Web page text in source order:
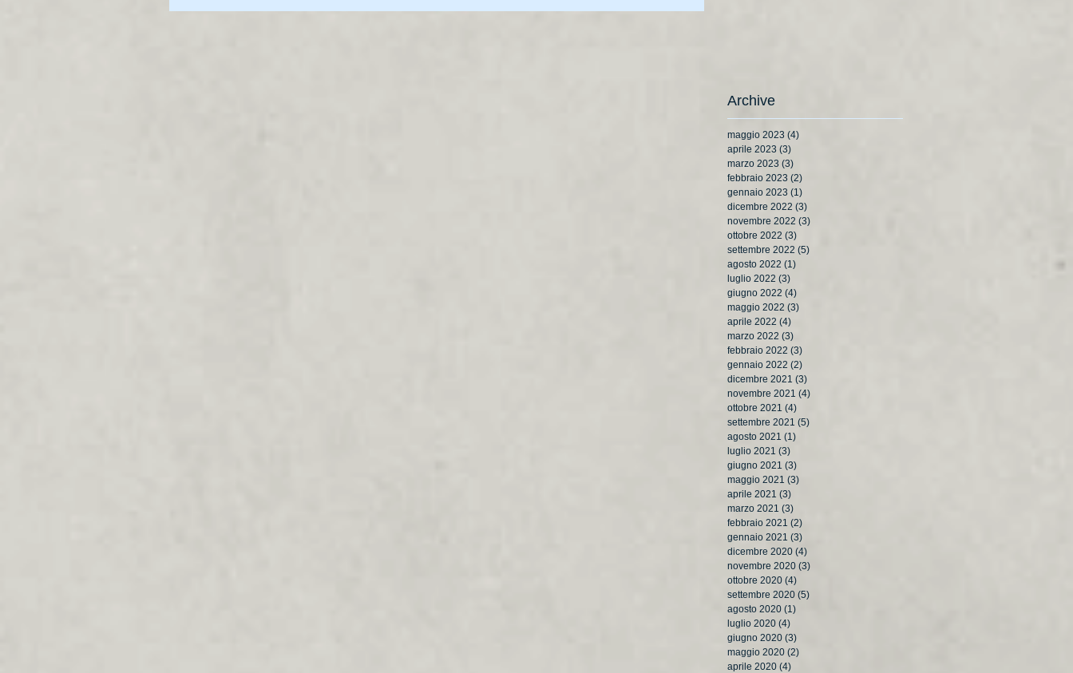
Archive
maggio 2023 (4)
aprile 2023 (3)
marzo 2023 (3)
febbraio 2023 (2)
gennaio 2023 (1)
dicembre 2022 (3)
novembre 2022 (3)
ottobre 2022 (3)
settembre 2022 (5)
agosto 2022 (1)
luglio 2022 (3)
giugno 2022 (4)
maggio 2022 (3)
aprile 2022 (4)
marzo 2022 (3)
febbraio 2022 (3)
gennaio 2022 (2)
dicembre 2021 (3)
novembre 2021 (4)
ottobre 2021 (4)
settembre 2021 (5)
agosto 2021 (1)
luglio 2021 (3)
giugno 2021 (3)
maggio 2021 (3)
aprile 2021 (3)
marzo 2021 (3)
febbraio 2021 (2)
gennaio 2021 (3)
dicembre 2020 (4)
novembre 2020 (3)
ottobre 2020 (4)
settembre 2020 (5)
agosto 2020 (1)
luglio 2020 (4)
giugno 2020 (3)
maggio 2020 (2)
aprile 2020 (4)